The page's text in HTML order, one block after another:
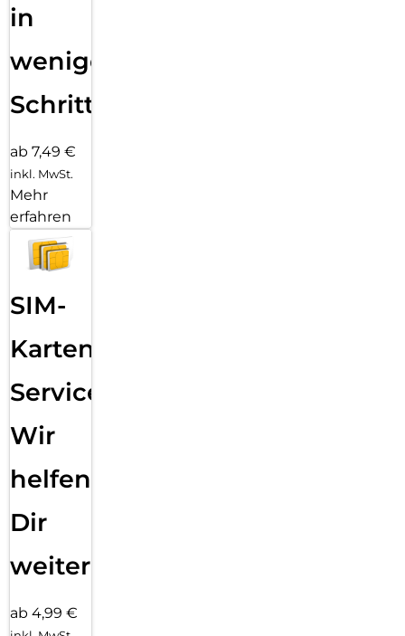
in
wenigen
Schritten
ab 7,49 €
inkl. MwSt.
Mehr
erfahren
SIM-
Karten
Service:
Wir
helfen
Dir
weiter
ab 4,99 €